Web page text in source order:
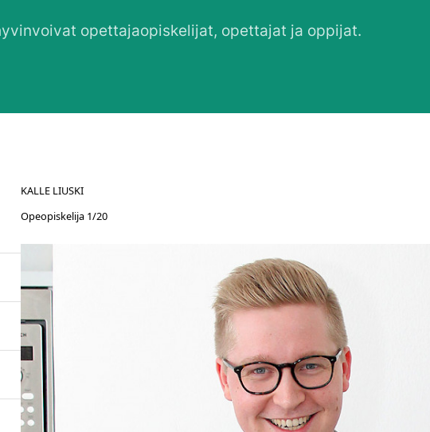
opettajaopiskelijat, opettajat ja oppijat.
KALLE LIUSKI
Opeopiskelija 1/20